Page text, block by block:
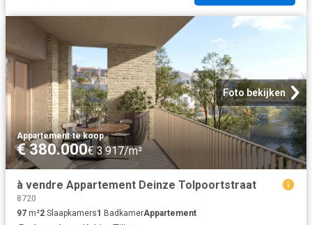
Foto bekijken
Appartement·te koop
€ 380.000€ 3.917/m²
à vendre Appartement Deinze Tolpoortstraat
8720
97 m²2 Slaapkamers1 BadkamerAppartement